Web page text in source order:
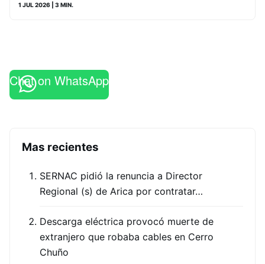
1 JUL 2026 | 3 MIN.
Chat on WhatsApp
Mas recientes
SERNAC pidió la renuncia a Director
Regional (s) de Arica por contratar…
Descarga eléctrica provocó muerte de
extranjero que robaba cables en Cerro
Chuño